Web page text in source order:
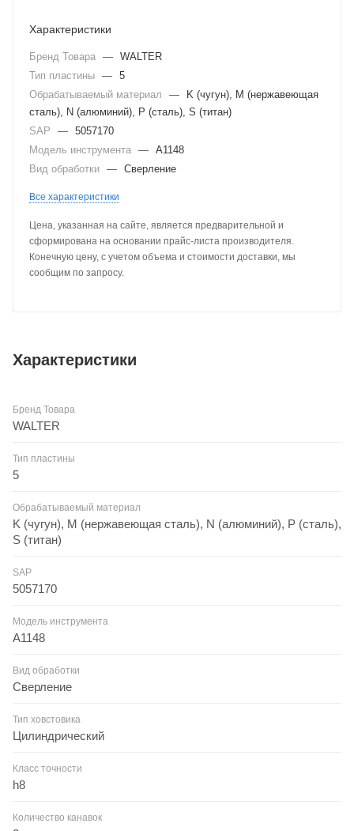
Характеристики
Бренд Товара — WALTER
Тип пластины — 5
Обрабатываемый материал
—
K (чугун), M (нержавеющая
сталь), N (алюминий), P (сталь), S (титан)
SAP
— 5057170
Модель инструмента — A1148
Вид обработки — Сверление
Все характеристики
Цена, указанная на сайте, является предварительной и
сформирована на основании прайс-листа производителя.
Конечную цену, с учетом объема и стоимости доставки, мы
сообщим по запросу.
Характеристики
Бренд Товара
WALTER
Тип пластины
5
Обрабатываемый материал
K (чугун), M (нержавеющая сталь), N (алюминий), P (сталь),
S (титан)
SAP
5057170
Модель инструмента
A1148
Вид обработки
Сверление
Тип ховстовика
Цилиндрический
Класс точности
h8
Количество канавок